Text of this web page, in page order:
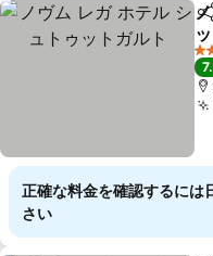
4
正確な料金を確認するには
さい